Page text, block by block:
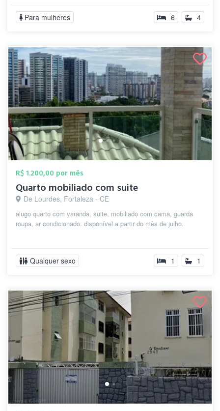
Para mulheres 6 4
R$ 1.200,00 por mês
Quarto mobiliado com suite
De Lourdes, Fortaleza - CE
alugo quarto com varanda, suite, mobiliado com cama, guarda
roupa, ar condicionado. disponível a partir do mês de julho.
Qualquer sexo 1 1